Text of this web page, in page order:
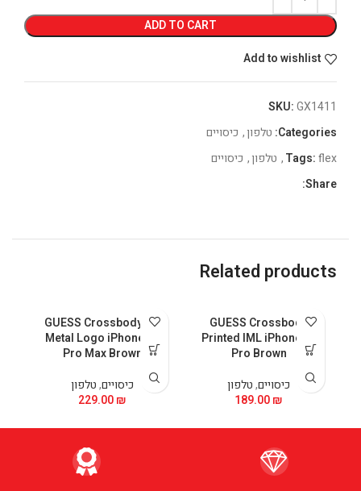
ADD TO CART
Add to wishlist
SKU:GX1411
Categories: טלפון, כיסויים
Tags:flex
, טלפון, כיסויים
Share:
Related products
GUESS Crossbody
Printed IML iPhone 15
Pro Brown
כיסויים,טלפון
189.00₪
GUESS Crossbody PU
Metal Logo iPhone 15
Pro Max Brown
כיסויים,טלפון
229.00₪